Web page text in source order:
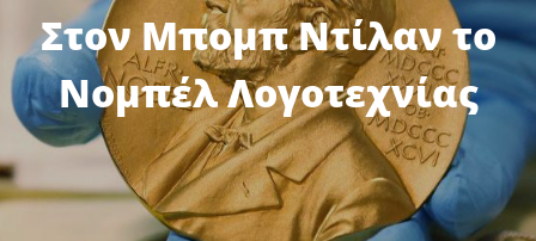
Στον Μπομπ Ντίλαν το
Νομπέλ Λογοτεχνίας